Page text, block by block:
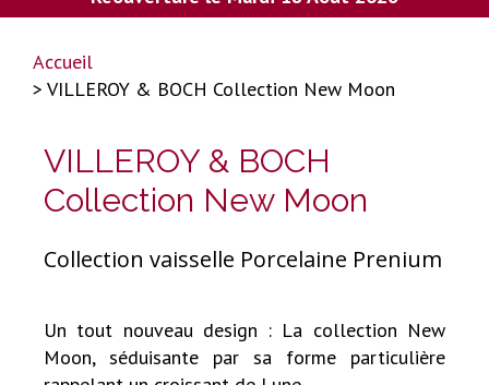
Accueil
> VILLEROY & BOCH Collection New Moon
VILLEROY & BOCH
Collection New Moon
Collection vaisselle Porcelaine Prenium
Un tout nouveau design : La collection New
Moon, séduisante par sa forme particulière